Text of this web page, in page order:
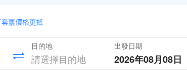
目的地 出發日期
2026年08月08日